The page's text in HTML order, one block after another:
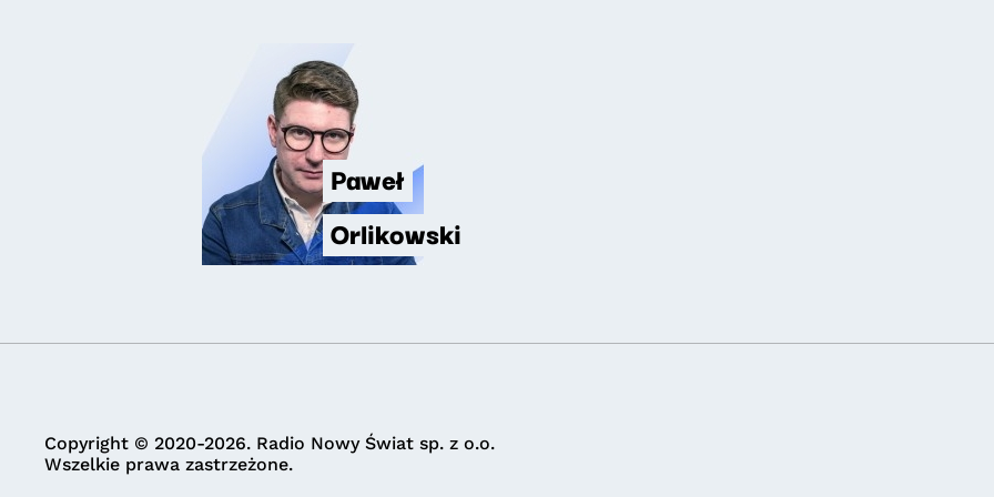
Paweł
Orlikowski
Copyright © 2020-2026. Radio Nowy Świat sp. z o.o.
Wszelkie prawa zastrzeżone.